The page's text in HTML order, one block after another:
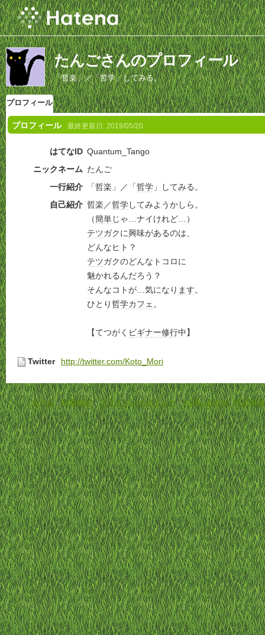
たんごさんのプロフィール
「哲楽」／「哲学」してみる。
プロフィール
プロフィール 最終更新日: 2019/05/20
はてなID Quantum_Tango
ニックネーム たんご
一行紹介
「哲楽」／「哲学 」してみる。
自己紹介 哲楽／哲学してみようかしら。
（簡単じゃ…ナイけれど…）
テツガクに興味があるのは、
どんなヒト？
テツガクのどんなトコロに
魅かれるんだろう？
そんなコトが…気になり ます。
ひとり哲学カフェ。
【てつがく ビギナー修行中】
Twitter http://twitter.com/Koto_Mori
ホーム-利用規約-プライバシーポリシー-お問い合わせ-特定商